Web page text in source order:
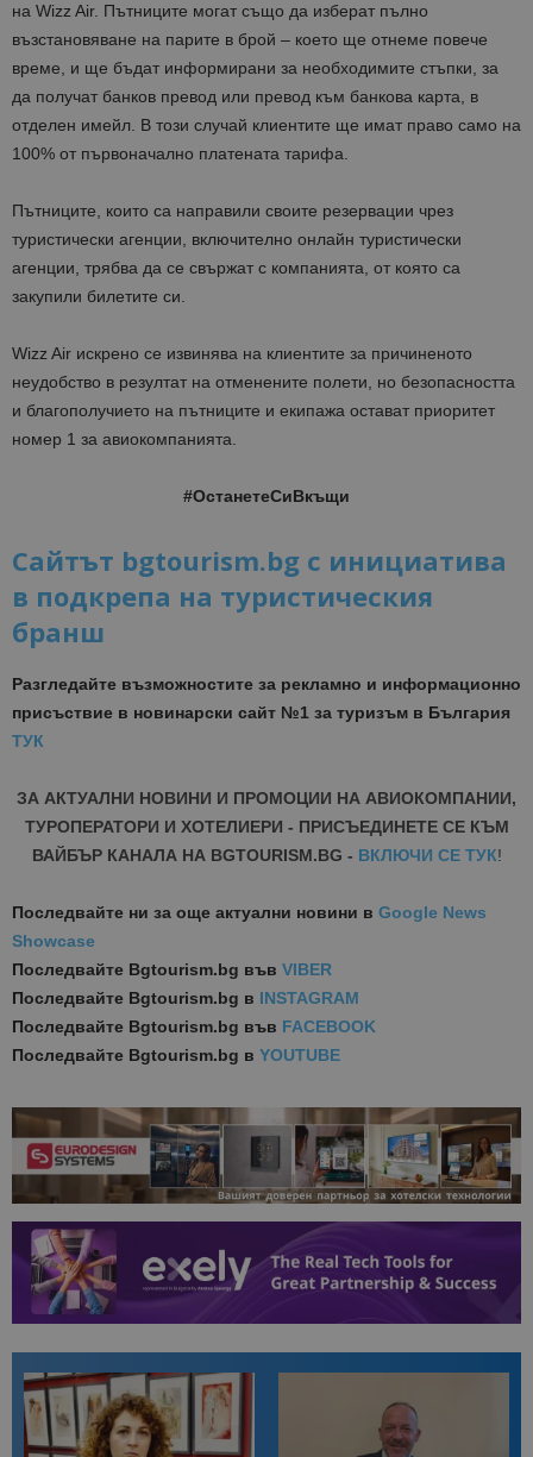
на Wizz Air. Пътниците могат също да изберат пълно
възстановяване на парите в брой – което ще отнеме повече
време, и ще бъдат информирани за необходимите стъпки, за
да получат банков превод или превод към банкова карта, в
отделен имейл. В този случай клиентите ще имат право само на
100% от първоначално платената тарифа.
Пътниците, които са направили своите резервации чрез
туристически агенции, включително онлайн туристически
агенции, трябва да се свържат с компанията, от която са
закупили билетите си.
Wizz Air искрено се извинява на клиентите за причиненото
неудобство в резултат на отменените полети, но безопасността
и благополучието на пътниците и екипажа остават приоритет
номер 1 за авиокомпанията.
#ОстанетеСиВкъщи
Сайтът bgtourism.bg с инициатива
в подкрепа на туристическия
бранш
Разгледайте възможностите за рекламно и информационно
присъствие в новинарски сайт №1 за туризъм в България
ТУК
ЗА АКТУАЛНИ НОВИНИ И ПРОМОЦИИ НА АВИОКОМПАНИИ,
ТУРОПЕРАТОРИ И ХОТЕЛИЕРИ - ПРИСЪЕДИНЕТЕ СЕ КЪМ
ВАЙБЪР КАНАЛА НА BGTOURISM.BG - ВКЛЮЧИ СЕ ТУК!
Последвайте ни за още актуални новини в Google News
Showcase
Последвайте Bgtourism.bg във VIBER
Последвайте Bgtourism.bg в INSTAGRAM
Последвайте Bgtourism.bg във FACEBOOK
Последвайте Bgtourism.bg в YOUTUBE